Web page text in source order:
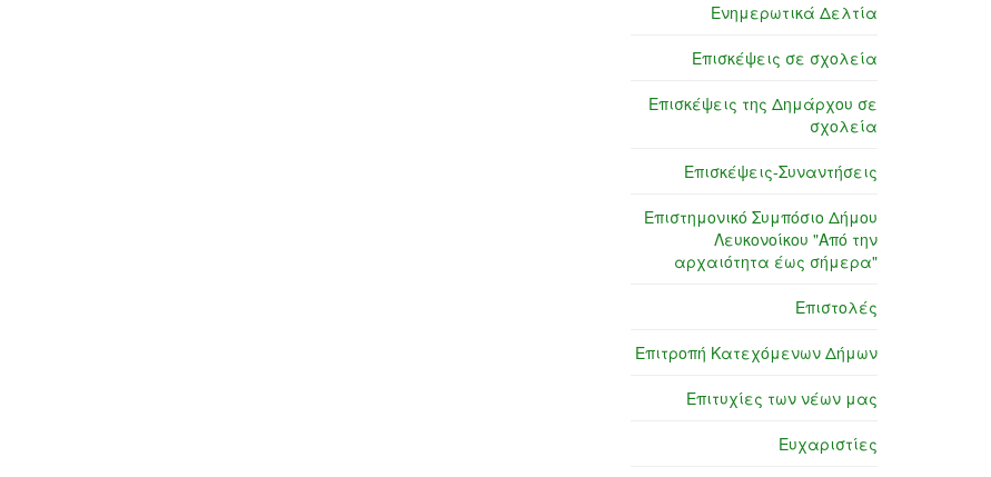
Ενημερωτικά Δελτία
Επισκέψεις σε σχολεία
Επισκέψεις της Δημάρχου σε
σχολεία
Επισκέψεις-Συναντήσεις
Επιστημονικό Συμπόσιο Δήμου
Λευκονοίκου "Από την
αρχαιότητα έως σήμερα"
Επιστολές
Επιτροπή Κατεχόμενων Δήμων
Επιτυχίες των νέων μας
Ευχαριστίες